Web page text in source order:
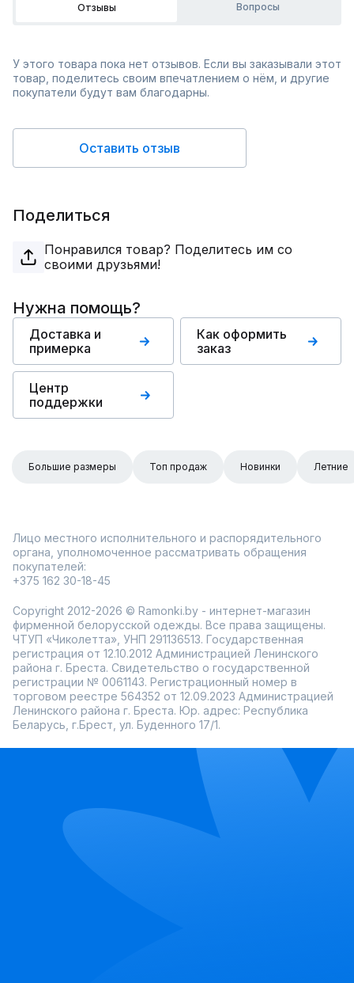
Отзывы Вопросы
У этого товара пока нет отзывов. Если вы заказывали этот
товар, поделитесь своим впечатлением о нём, и другие
покупатели будут вам благодарны.
Оставить отзыв
Поделиться
Понравился товар? Поделитесь им со
своими друзьями!
Нужна помощь?
Доставка и
примерка
Как оформить
заказ
Центр
поддержки
Большие размеры Топ продаж Новинки Летние
Лицо местного исполнительного и распорядительного
органа, уполномоченное рассматривать обращения
покупателей:
+375 162 30-18-45
Copyright 2012-2026 © Ramonki.by - интернет-магазин
фирменной белорусской одежды. Все права защищены.
ЧТУП «Чиколетта», УНП 291136513. Государственная
регистрация от 12.10.2012 Администрацией Ленинского
района г. Бреста. Свидетельство о государственной
регистрации № 0061143. Регистрационный номер в
торговом реестре 564352 от 12.09.2023 Администрацией
Ленинского района г. Бреста. Юр. адрес: Республика
Беларусь, г.Брест, ул. Буденного 17/1.